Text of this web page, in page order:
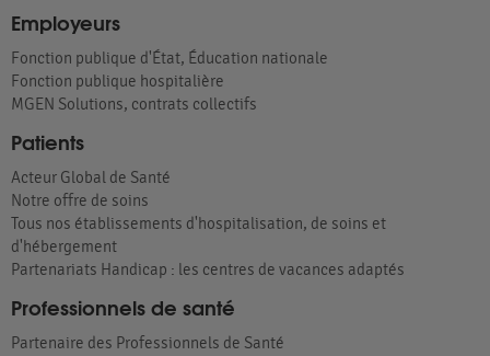
Employeurs
Fonction publique d'État, Éducation nationale
Fonction publique hospitalière
MGEN Solutions, contrats collectifs
Patients
Acteur Global de Santé
Notre offre de soins
Tous nos établissements d'hospitalisation, de soins et
d'hébergement
Partenariats Handicap : les centres de vacances adaptés
Professionnels de santé
Partenaire des Professionnels de Santé